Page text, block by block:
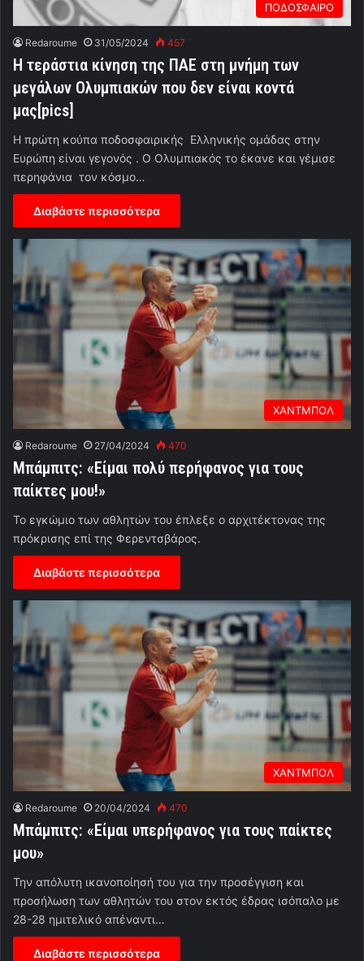
ΠΟΔΟΣΦΑΙΡΟ
Redaroume 31/05/2024 457
Η τεράστια κίνηση της ΠΑΕ στη μνήμη των
μεγάλων Ολυμπιακών που δεν είναι κοντά
μας[pics]
H πρώτη κούπα ποδοσφαιρικής Ελληνικής ομάδας στην
Ευρώπη είναι γεγονός . Ο Ολυμπιακός το έκανε και γέμισε
περηφάνια τον κόσμο…
Διαβάστε περισσότερα
ΧΑΝΤΜΠΟΛ
Redaroume 27/04/2024 470
Mπάμπιτς: «Είμαι πολύ περήφανος για τους
παίκτες μου!»
Το εγκώμιο των αθλητών του έπλεξε ο αρχιτέκτονας της
πρόκρισης επί της Φερεντσβάρος.
Διαβάστε περισσότερα
ΧΑΝΤΜΠΟΛ
Redaroume 20/04/2024 470
Μπάμπιτς: «Είμαι υπερήφανος για τους παίκτες
μου»
Την απόλυτη ικανοποίησή του για την προσέγγιση και
προσήλωση των αθλητών του στον εκτός έδρας ισόπαλο με
28-28 ημιτελικό απέναντι…
Διαβάστε περισσότερα